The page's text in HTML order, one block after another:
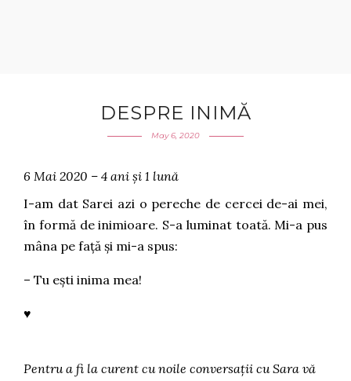
DESPRE INIMĂ
May 6, 2020
6 Mai 2020 – 4 ani și 1 lună
I-am dat Sarei azi o pereche de cercei de-ai mei,
în formă de inimioare. S-a luminat toată. Mi-a pus
mâna pe față și mi-a spus:
– Tu ești inima mea!
♥
Pentru a fi la curent cu noile conversații cu Sara vă